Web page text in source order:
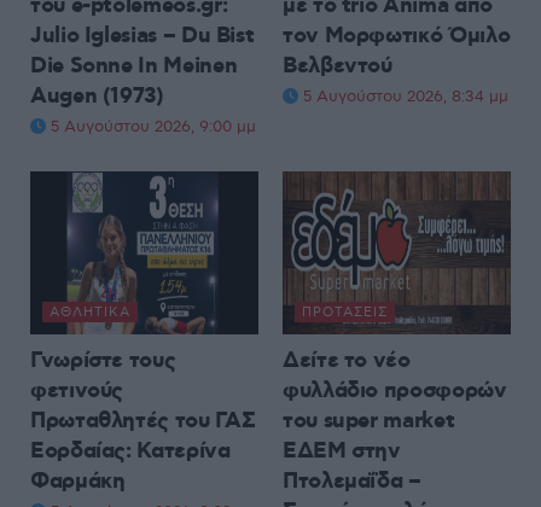
του e-ptolemeos.gr:
Julio Iglesias – Du Bist
Die Sonne In Meinen
Augen (1973)
5 Αυγούστου 2026, 9:00 μμ
με το trio Anima από
τον Μορφωτικό Όμιλο
Βελβεντού
5 Αυγούστου 2026, 8:34 μμ
ΑΘΛΗΤΙΚΆ
Γνωρίστε τους
φετινούς
Πρωταθλητές του ΓΑΣ
Εορδαίας: Κατερίνα
Φαρμάκη
ΠΡΟΤΆΣΕΙΣ
Δείτε το νέο
φυλλάδιο προσφορών
του super market
ΕΔΕΜ στην
Πτολεμαΐδα –